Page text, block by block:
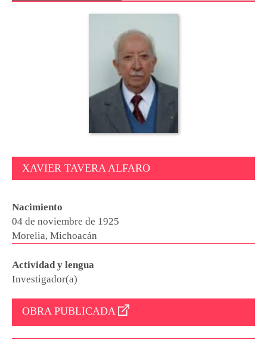
XAVIER TAVERA ALFARO
Nacimiento
04 de noviembre de 1925
Morelia, Michoacán
Actividad y lengua
Investigador(a)
OBRA PUBLICADA